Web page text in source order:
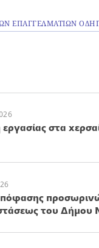
ΕΠΑΓΓΕΛΜΑΤΙΩΝ
στα
του Δήμου